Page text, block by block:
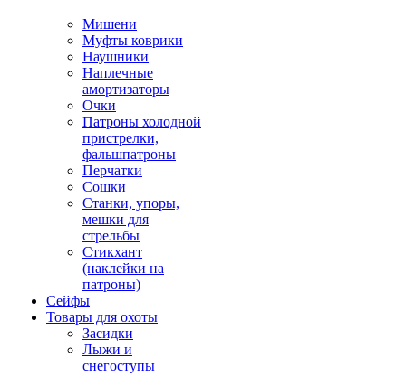
Мишени
Муфты коврики
Наушники
Наплечные
амортизаторы
Очки
Патроны холодной
пристрелки,
фальшпатроны
Перчатки
Сошки
Станки, упоры,
мешки для
стрельбы
Стикхант
(наклейки на
патроны)
Сейфы
Товары для охоты
Засидки
Лыжи и
снегоступы